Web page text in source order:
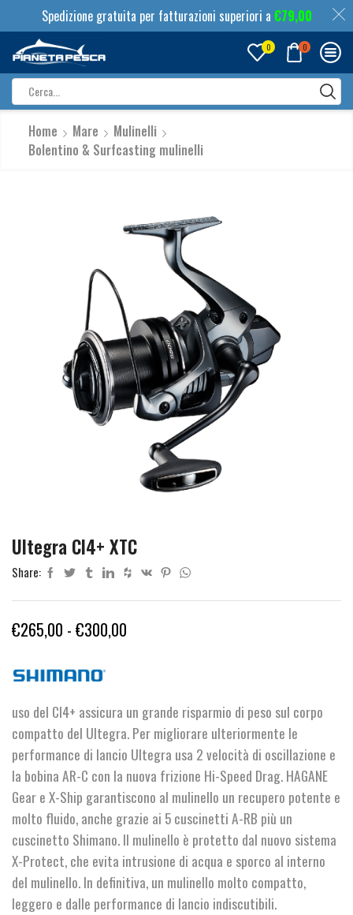
Spedizione gratuita per fatturazioni superiori a €79,00
0 0
input
Home Mare
Mulinelli
Bolentino & Surfcasting mulinelli
Ultegra CI4+ XTC
Share:
€265,00 - €300,00
da
€265,00
a
€300,00
uso del CI4+ assicura un grande risparmio di peso sul corpo
compatto del Ultegra. Per migliorare ulteriormente le
performance di lancio Ultegra usa 2 velocità di oscillazione e
la bobina AR-C con la nuova frizione Hi-Speed Drag. HAGANE
Gear e X-Ship garantiscono al mulinello un recupero potente e
molto fluido, anche grazie ai 5 cuscinetti A-RB più un
cuscinetto Shimano. Il mulinello è protetto dal nuovo sistema
X-Protect, che evita intrusione di acqua e sporco al interno
del mulinello. In definitiva, un mulinello molto compatto,
leggero e dalle performance di lancio indiscutibili.